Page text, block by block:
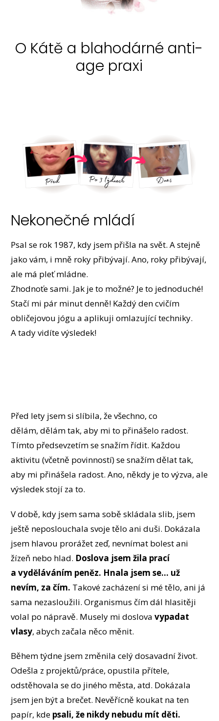
O Kátě a blahodárné anti-
age praxi
Nekonečné mládí
Psal se rok 1987, kdy jsem přišla na svět. A stejně
jako vám, i mně roky přibývají. Ano, roky přibývají,
ale má pleť mládne.
Zhodnoťe sami. Jak je to možné? Je to jednoduché!
Stačí mi pár minut denně! Každý den cvičím
obličejovou jógu a aplikuji omlazující techniky.
A tady vidíte výsledek!
Před lety jsem si slíbila, že všechno, co
dělám, dělám tak, aby mi to přinášelo radost.
Tímto předsevzetím se snažím řídit. Každou
aktivitu (včetně povinností) se snažím dělat tak,
aby mi přinášela radost. Ano, někdy je to výzva, ale
výsledek stojí za to.
V době, kdy jsem sama sobě skládala slib, jsem
ještě neposlouchala svoje tělo ani duši. Dokázala
jsem hlavou prorážet zeď, nevnímat bolest ani
žízeň nebo hlad. Doslova jsem žila prací
a vyděláváním peněz. Hnala jsem se... už
nevím, za čím. Takové zacházení si mé tělo, ani já
sama nezasloužili. Organismus čím dál hlasitěji
volal po nápravě. Musely mi doslova vypadat
vlasy, abych začala něco měnit.
Během týdne jsem změnila celý dosavadní život.
Odešla z projektů/práce, opustila přítele,
odstěhovala se do jiného města, atd. Dokázala
jsem jen být a brečet. Nevěřícně koukat na ten
papír, kde psali, že nikdy nebudu mít děti.